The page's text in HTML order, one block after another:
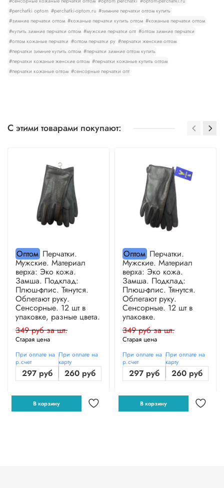
#perchatki optom #perchatki-optom.ru #зимние перчатки оптом купить
#зимние перчатки оптом #кожаные перчатки купить оптом #кожаные перчатки оптом
#купить зимние перчатки оптом #мужские перчатки опт #оптом зимние перчатки
#оптом кожаные перчатки #оптом перчатки ру #перчатки женские оптом
#перчатки зимние купить оптом #перчатки зимние оптом купить
#перчатки кожаные женские оптом #перчатки кожаные купить оптом
#перчатки кожаные оптом #сенсорные перчатки опт
С этими товарами покупают:
ОптомПерчатки.
Мужские. Материал
верха: Эко кожа.
Замша. Подклад:
Плюш-флис. Тянутся.
Облегают руку.
Сенсорные. 12 шт в
упаковке, разные цвета.
349 руб за шт.
Старая цена
При оплате на
р.счет
297 руб
При оплате на
карту
260 руб
В корзину
ОптомПерчатки.
Мужские. Материал
верха: Эко кожа.
Замша. Подклад:
Плюш-флис. Тянутся.
Облегают руку.
Сенсорные. 12 шт в
упаковке.
349 руб за шт.
Старая цена
При оплате на
р.счет
297 руб
При оплате на
карту
260 руб
В корзину